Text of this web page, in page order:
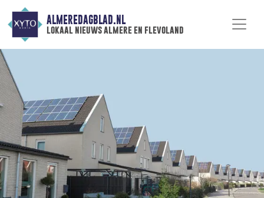
ALMEREDAGBLAD.NL
lokaal nieuws almere en flevoland